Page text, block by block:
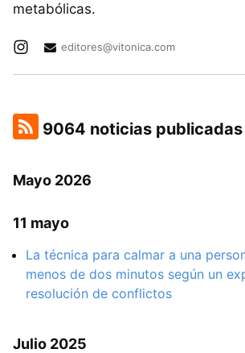
metabólicas.
editores@vitonica.com
9064 noticias publicadas
Mayo 2026
11 mayo
La técnica para calmar a una
menos de dos minutos según un
resolución de conflictos
Julio 2025